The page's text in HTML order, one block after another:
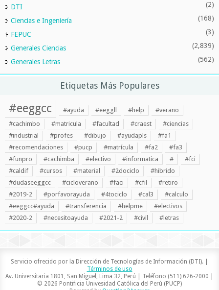
DTI (2)
Ciencias e Ingeniería (168)
FEPUC (3)
Generales Ciencias (2,839)
Generales Letras (562)
Etiquetas Más Populares
#eeggcc #ayuda #eeggll #help
#verano
#cachimbo
#matricula #facultad #craest
#ciencias
#industrial
#profes #dibujo #ayudapls
#fa1
#recomendaciones
#pucp #matrícula #fa2
#fa3
#funpro
#cachimba #electivo #informatica #
#fci
#caldif
#cursos #material #2dociclo
#hibrido
#dudaseeggcc
#cicloverano #faci #cfil
#retiro
#2019-2
#porfavorayuda #4tociclo #cal3
#calculo
#eeggcc#ayuda
#transferencia #helpme
#electivos
#2020-2
#necesitoayuda #2021-2 #civil #letras
Servicio ofrecido por la Dirección de Tecnologías de Información (DTI). |
Términos de uso
Av. Universitaria 1801, San Miguel, Lima 32, Perú | Teléfono (511) 626-2000 |
© 2026 Pontificia Univesidad Católica del Perú (PUCP)